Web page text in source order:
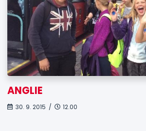
ANGLIE
30. 9. 2015 / 12.00